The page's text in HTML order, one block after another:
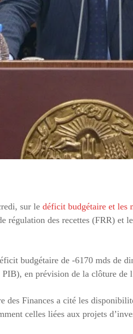
sur le déficit budgétaire et les
régulation des recettes (FRR) et
budgétaire de -6170 mds de
en prévision de la clôture de
Finances a cité les
celles liées aux projets